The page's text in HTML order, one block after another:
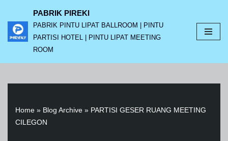
Lompat
ke
PABRIK PIREKI
PABRIK PINTU LIPAT BALLROOM | PINTU
PARTISI HOTEL | PINTU LIPAT MEETING
ROOM
Home » Blog Archive » PARTISI GESER RUANG MEETING
CILEGON